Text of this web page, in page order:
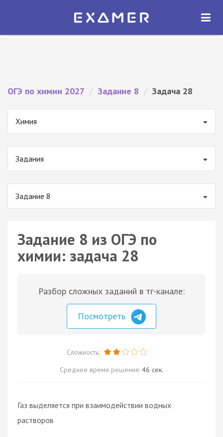
Экзамер — ЕГЭ 2027
ОТКРЫТЬ
ОГЭ по химии 2027 / Задание 8 / Задача 28
Химия
Задания
Задание 8
Задание 8 из ОГЭ по
химии: задача 28
Разбор сложных заданий в тг-канале:
Посмотреть
Сложность:
Среднее время решения: 46 сек.
Газ выделяется при взаимодействии водных
растворов